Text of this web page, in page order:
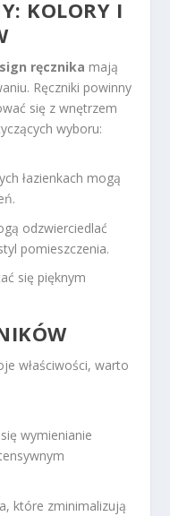
KOLORY I
ręcznika mają
Ręczniki powinny
się z wnętrzem
wyboru:
łazienkach mogą
odzwierciedlać
pomieszczenia.
się pięknym
właściwości, warto
wymienianie
które zminimalizują